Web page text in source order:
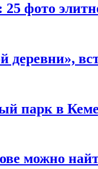
фото
парк в
можно